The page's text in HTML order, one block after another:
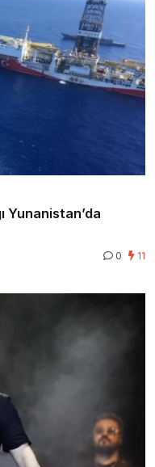
Yunanistan’da
0 11